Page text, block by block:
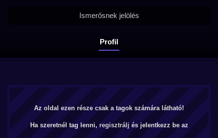
Profil
Ismerősnek jelölés
Az oldal ezen része csak a tagok számára látható!
Ha szeretnél tag lenni, regisztrálj és jelentkezz be az